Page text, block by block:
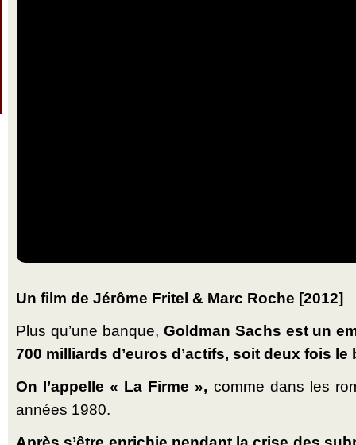
Un film de Jérôme Fritel & Marc Roche [2012]
Plus qu’une banque, Goldman Sachs est un
700 milliards d’euros d’actifs, soit deux fois le
On l’appelle « La Firme », comme dans les
années 1980.